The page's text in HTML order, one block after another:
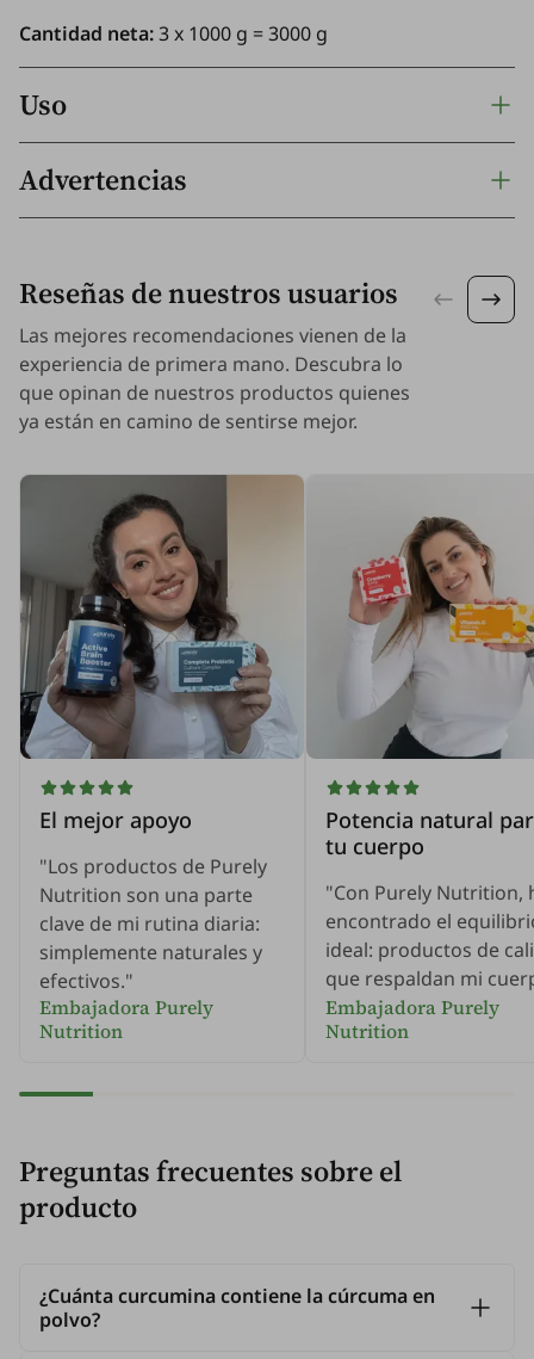
Cantidad neta:3 x 1000 g = 3000 g
Uso
Advertencias
Reseñas de nuestros usuarios
Las mejores recomendaciones vienen de la
experiencia de primera mano. Descubra lo
que opinan de nuestros productos quienes
ya están en camino de sentirse mejor.
El mejor apoyo
"Los productos de Purely
Nutrition son una parte
clave de mi rutina diaria:
simplemente naturales y
efectivos."
Embajadora Purely
Nutrition
Potencia natural
tu cuerpo
"Con Purely Nutrition,
encontrado el
ideal: productos de
que respaldan mi
Embajadora Purely
Nutrition
Preguntas frecuentes sobre el
producto
¿Cuánta curcumina contiene la cúrcuma en
polvo?